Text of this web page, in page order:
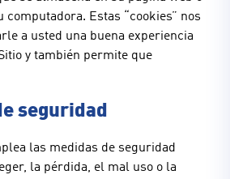
computadora. Estas “cookies” nos
a usted una buena experiencia
y también permite que
seguridad
las medidas de seguridad
la pérdida, el mal uso o la